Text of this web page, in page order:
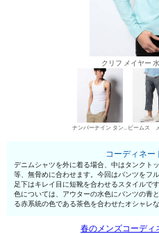
クリフ メイヤー
ナンバーナイン タンクトップ
コーディネー
デニムシャツを外に着る場合、中はタンクト
等、無骨めに合わせます。今回はパンツをフ
足下はキレイ目に短靴を合わせるスタイルです
色については、アウターの水色にパンツの青
る赤系統の色である茶色を合わせたオシャレ
春のメンズコーディ